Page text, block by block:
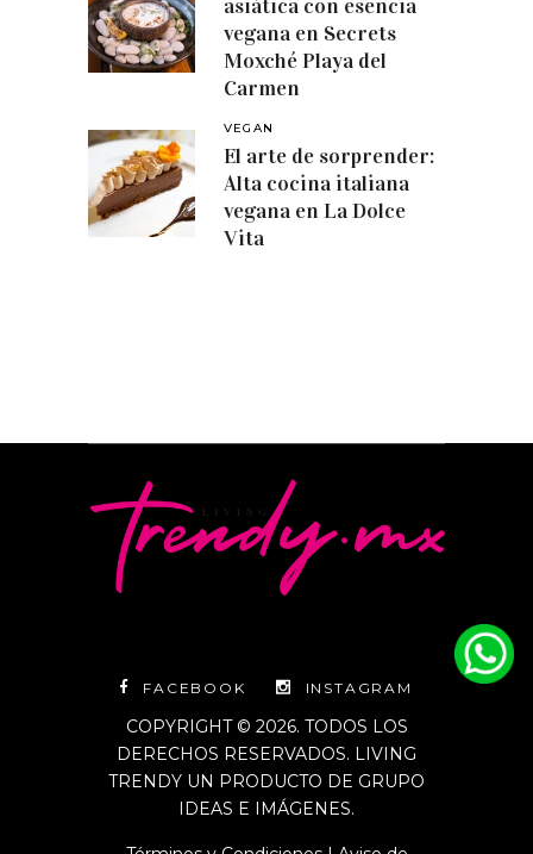
asiática con esencia
vegana en Secrets
Moxché Playa del
Carmen
VEGAN
El arte de sorprender:
Alta cocina italiana
vegana en La Dolce
Vita
FACEBOOK INSTAGRAM
COPYRIGHT © 2026. TODOS LOS
DERECHOS RESERVADOS. LIVING
TRENDY UN PRODUCTO DE GRUPO
IDEAS E IMÁGENES.